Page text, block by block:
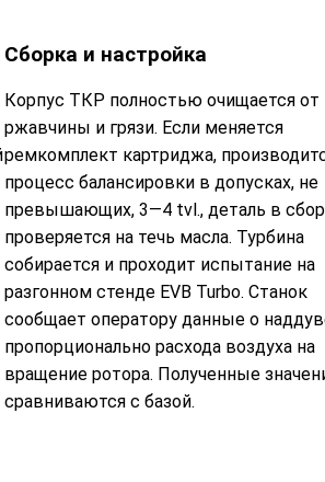
Сборка и настройка
Корпус ТКР полностью очищается от
ржавчины и грязи. Если меняется
ремкомплект картриджа,
процесс балансировки в допусках, не
превышающих, 3—4 tvl., деталь в
проверяется на течь масла. Турбина
собирается и проходит испытание на
разгонном стенде EVB Turbo. Станок
сообщает оператору данные о
пропорционально расхода воздуха на
вращение ротора. Полученные
сравниваются с базой.